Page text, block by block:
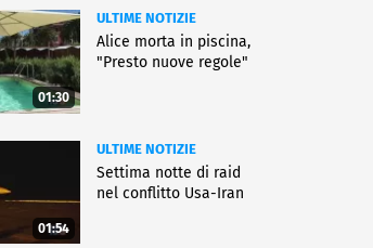
01:30
ULTIME NOTIZIE
Alice morta in piscina,
"Presto nuove regole"
01:54
ULTIME NOTIZIE
Settima notte di raid
nel conflitto Usa-Iran